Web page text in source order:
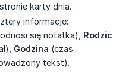
karty dnia.
informacje:
się notatka), Rodzic
Godzina (czas
tekst).